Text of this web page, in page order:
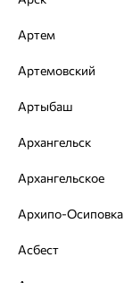
Каталог
Артем
Артемовский
Артыбаш
Архангельск
Архангельское
Архипо-Осиповка
Асбест